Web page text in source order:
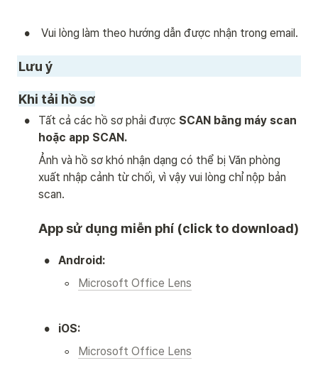
• Vui lòng làm theo hướng dẫn được nhận trong email.
Lưu ý
Khi tải hồ sơ
• Tất cả các hồ sơ phải được SCAN bằng máy scan
hoặc app SCAN.
Ảnh và hồ sơ khó nhận dạng có thể bị Văn phòng
xuất nhập cảnh từ chối, vì vậy vui lòng chỉ nộp bản
scan.
App sử dụng miễn phí (click to download)
• Android:
◦ Microsoft Office Lens
• iOS:
◦ Microsoft Office Lens